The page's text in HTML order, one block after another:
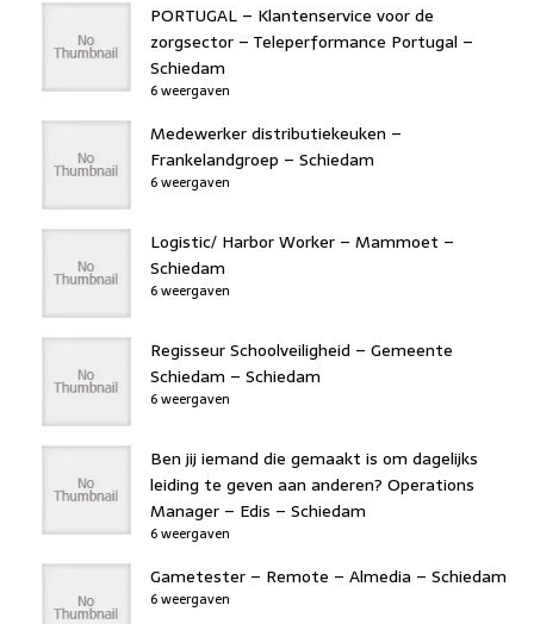
PORTUGAL – Klantenservice voor de
zorgsector – Teleperformance Portugal –
Schiedam
6 weergaven
Medewerker distributiekeuken –
Frankelandgroep – Schiedam
6 weergaven
Logistic/ Harbor Worker – Mammoet –
Schiedam
6 weergaven
Regisseur Schoolveiligheid – Gemeente
Schiedam – Schiedam
6 weergaven
Ben jij iemand die gemaakt is om dagelijks
leiding te geven aan anderen? Operations
Manager – Edis – Schiedam
6 weergaven
Gametester – Remote – Almedia – Schiedam
6 weergaven